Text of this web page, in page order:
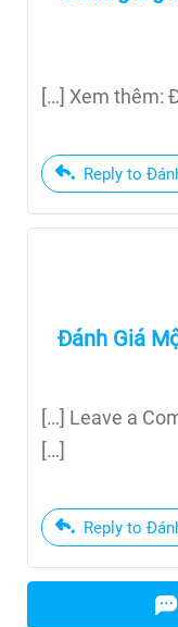
[…] Xem thêm:
Reply to
Đánh Giá
[…] Leave a
[…]
Reply to